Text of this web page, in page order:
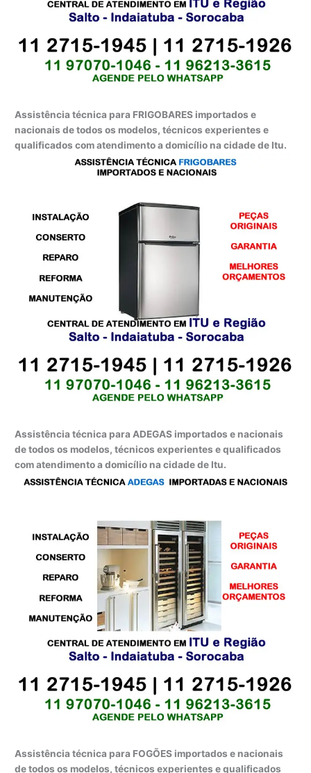
Assistência técnica para FRIGOBARES importados e
nacionais de todos os modelos, técnicos experientes e
qualificados com atendimento a domicílio na cidade de Itu.
Assistência técnica para ADEGAS importados e nacionais
de todos os modelos, técnicos experientes e qualificados
com atendimento a domicílio na cidade de Itu.
Assistência técnica para FOGÕES importados e nacionais
de todos os modelos, técnicos experientes e qualificados